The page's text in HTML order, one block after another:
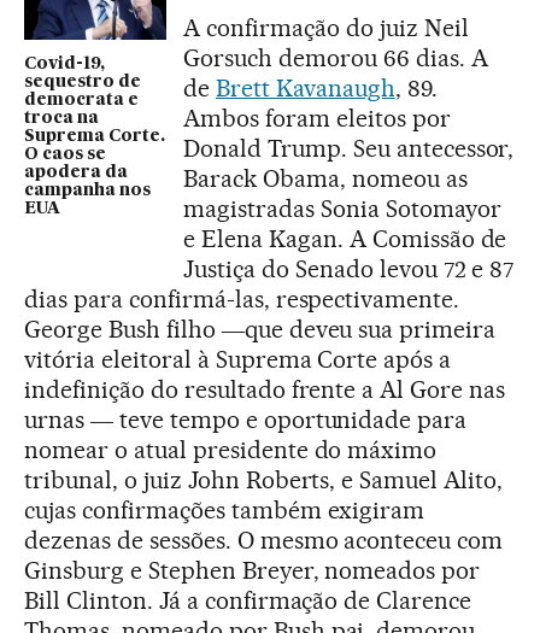
Covid-19,
sequestro de
democrata e
troca na
Suprema Corte.
O caos se
apodera da
campanha nos
EUA
A confirmação do juiz Neil
Gorsuch demorou 66 dias. A
de Brett Kavanaugh, 89.
Ambos foram eleitos por
Donald Trump. Seu antecessor,
Barack Obama, nomeou as
magistradas Sonia Sotomayor
e Elena Kagan. A Comissão de
Justiça do Senado levou 72 e 87
dias para confirmá-las, respectivamente.
George Bush filho ―que deveu sua primeira
vitória eleitoral à Suprema Corte após a
indefinição do resultado frente a Al Gore nas
urnas ― teve tempo e oportunidade para
nomear o atual presidente do máximo
tribunal, o juiz John Roberts, e Samuel Alito,
cujas confirmações também exigiram
dezenas de sessões. O mesmo aconteceu com
Ginsburg e Stephen Breyer, nomeados por
Bill Clinton. Já a confirmação de Clarence